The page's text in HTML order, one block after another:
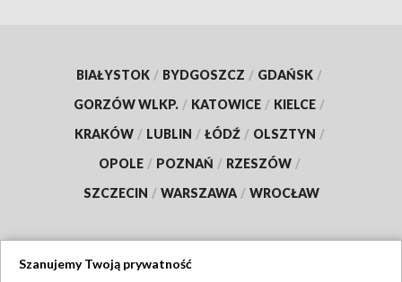
BIAŁYSTOK / BYDGOSZCZ / GDAŃSK /
GORZÓW WLKP. / KATOWICE / KIELCE /
KRAKÓW / LUBLIN / ŁÓDŹ / OLSZTYN /
OPOLE / POZNAŃ / RZESZÓW /
SZCZECIN / WARSZAWA / WROCŁAW
Szanujemy Twoją prywatność